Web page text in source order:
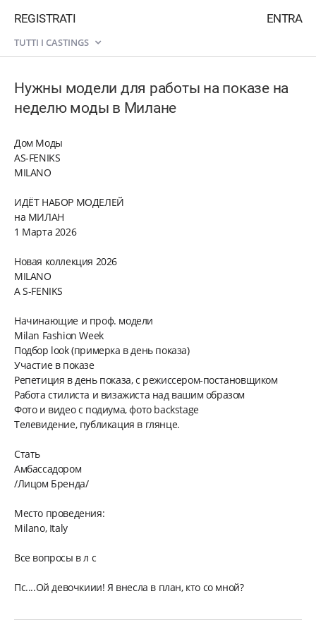
ENTRA
REGISTRATI
TUTTI I CASTINGS
Нужны модели для работы на показе на
неделю моды в Милане
Дом Моды
AS-FENIKS
MILANO
ИДЁТ НАБОР МОДЕЛЕЙ
на МИЛАН
1 Марта 2026
Новая коллекция 2026
MILANO
A S-FENIKS
Начинающие и проф. модели
Milan Fashion Week
Подбор look (примерка в день показа)
Участие в показе
Репетиция в день показа, с режиссером-постановщиком
Работа стилиста и визажиста над вашим образом
Фото и видео с подиума, фото backstage
Телевидение, публикация в глянце.
Стать
Амбассадором
/Лицом Бренда/
Место проведения:
Milano, Italy
Все вопросы в л с
Пс....Ой девочкиии! Я внесла в план, кто со мной?